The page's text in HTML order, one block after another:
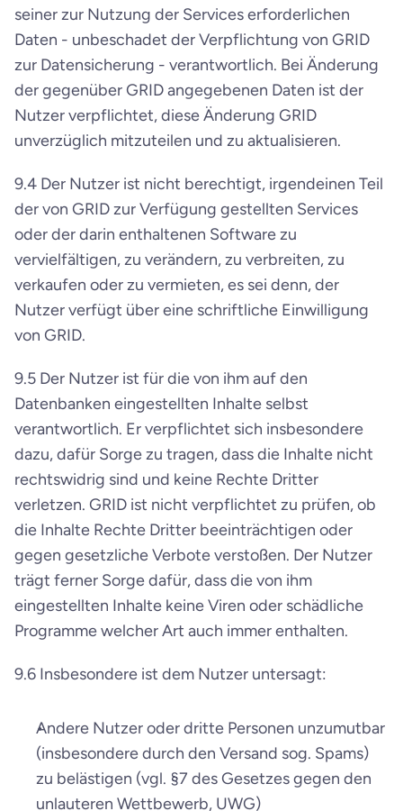
seiner zur Nutzung der Services erforderlichen
Daten - unbeschadet der Verpflichtung von GRID
zur Datensicherung - verantwortlich. Bei Änderung
der gegenüber GRID angegebenen Daten ist der
Nutzer verpflichtet, diese Änderung GRID
unverzüglich mitzuteilen und zu aktualisieren.
9.4 Der Nutzer ist nicht berechtigt, irgendeinen Teil
der von GRID zur Verfügung gestellten Services
oder der darin enthaltenen Software zu
vervielfältigen, zu verändern, zu verbreiten, zu
verkaufen oder zu vermieten, es sei denn, der
Nutzer verfügt über eine schriftliche Einwilligung
von GRID.
9.5 Der Nutzer ist für die von ihm auf den
Datenbanken eingestellten Inhalte selbst
verantwortlich. Er verpflichtet sich insbesondere
dazu, dafür Sorge zu tragen, dass die Inhalte nicht
rechtswidrig sind und keine Rechte Dritter
verletzen. GRID ist nicht verpflichtet zu prüfen, ob
die Inhalte Rechte Dritter beeinträchtigen oder
gegen gesetzliche Verbote verstoßen. Der Nutzer
trägt ferner Sorge dafür, dass die von ihm
eingestellten Inhalte keine Viren oder schädliche
Programme welcher Art auch immer enthalten.
9.6 Insbesondere ist dem Nutzer untersagt:
Andere Nutzer oder dritte Personen unzumutbar
(insbesondere durch den Versand sog. Spams)
zu belästigen (vgl. §7 des Gesetzes gegen den
unlauteren Wettbewerb, UWG)